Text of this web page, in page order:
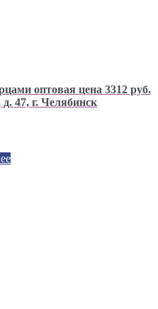
оптовая цена 3312 руб.
47, г. Челябинск